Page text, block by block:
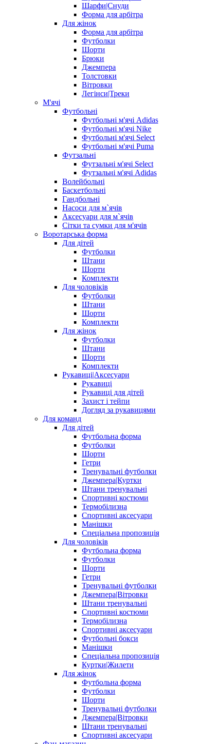
Шарфи|Снуди
Форма для арбітра
Для жінок
Форма для арбітра
Футболки
Шорти
Брюки
Джемпера
Толстовки
Вітровки
Легінси|Треки
М'ячі
Футбольні
Футбольні м'ячі Adidas
Футбольні м'ячі Nike
Футбольні м'ячі Select
Футбольні м'ячі Puma
Футзальні
Футзальні м'ячі Select
Футзальні м'ячі Adidas
Волейбольні
Баскетбольні
Гандбольні
Насоси для м`ячів
Аксесуари для м`ячів
Сітки та сумки для м'ячів
Воротарська форма
Для дітей
Футболки
Штани
Шорти
Комплекти
Для чоловіків
Футболки
Штани
Шорти
Комплекти
Для жінок
Футболки
Штани
Шорти
Комплекти
Рукавиці|Аксесуари
Рукавиці
Рукавиці для дітей
Захист і тейпи
Догляд за рукавицями
Для команд
Для дітей
Футбольна форма
Футболки
Шорти
Гетри
Тренувальні футболки
Джемпера|Куртки
Штани тренувальні
Спортивні костюми
Термобілизна
Спортивні аксесуари
Манішки
Спеціальна пропозиція
Для чоловіків
Футбольна форма
Футболки
Шорти
Гетри
Тренувальні футболки
Джемпера|Вітровки
Штани тренувальні
Спортивні костюми
Термобілизна
Спортивні аксесуари
Футбольні бокси
Манішки
Спеціальна пропозиція
Куртки|Жилети
Для жінок
Футбольна форма
Футболки
Шорти
Тренувальні футболки
Джемпера|Вітровки
Штани тренувальні
Спортивні аксесуари